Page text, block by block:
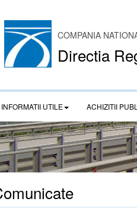
COMPANIA
Directia
INFORMATII UTILE ACHIZITII